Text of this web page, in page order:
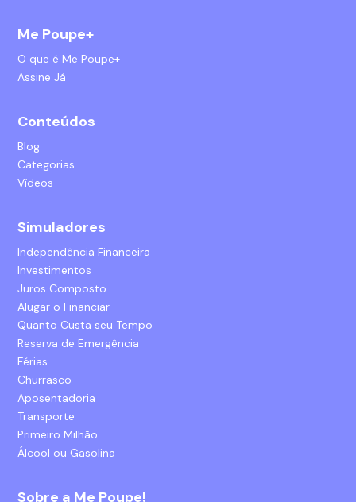
Me Poupe+
O que é Me Poupe+
Assine Já
Conteúdos
Blog
Categorias
Vídeos
Simuladores
Independência Financeira
Investimentos
Juros Composto
Alugar o Financiar
Quanto Custa seu Tempo
Reserva de Emergência
Férias
Churrasco
Aposentadoria
Transporte
Primeiro Milhão
Álcool ou Gasolina
Sobre a Me Poupe!